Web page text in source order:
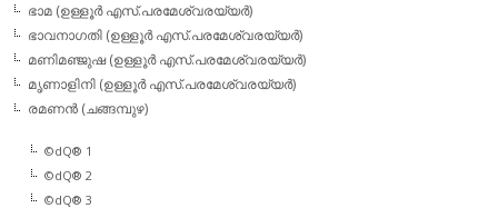
ഭാമ (ഉള്ളൂര്‍ എസ്.പരമേശ്വരയ്യര്‍)
ഭാവനാഗതി (ഉള്ളൂര്‍ എസ്.പരമേശ്വരയ്യര്‍)
മണിമഞ്ജുഷ (ഉള്ളൂര്‍ എസ്.പരമേശ്വരയ്യര്‍)
മൃണാളിനി (ഉള്ളൂര്‍ എസ്.പരമേശ്വരയ്യര്‍)
രമണന്‍ (ചങ്ങമ്പുഴ)
©dQ® 1
©dQ® 2
©dQ® 3